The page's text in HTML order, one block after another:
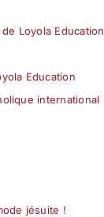
de Loyola Education
Education
international
jésuite !